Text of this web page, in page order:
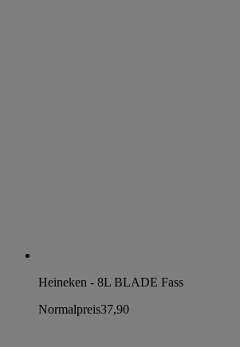
Heineken - 8L BLADE Fass
Normalpreis37,90